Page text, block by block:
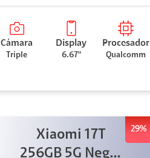
Cámara
Triple
Display
6.67"
Procesador
Qualcomm
29%
Xiaomi 17T
256GB 5G Negro